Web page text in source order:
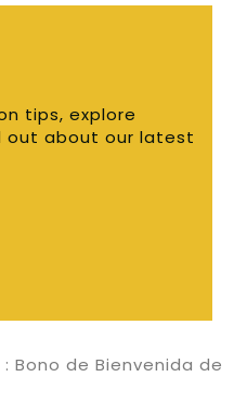
tips, explore
out about our latest